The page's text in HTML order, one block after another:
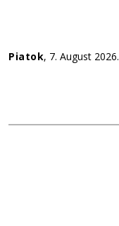
Piatok, 7. August 2026.